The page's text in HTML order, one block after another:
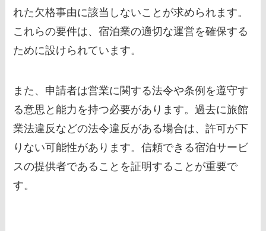
れた欠格事由に該当しないことが求められます。
これらの要件は、宿泊業の適切な運営を確保する
ために設けられています。
また、申請者は営業に関する法令や条例を遵守す
る意思と能力を持つ必要があります。過去に旅館
業法違反などの法令違反がある場合は、許可が下
りない可能性があります。信頼できる宿泊サービ
スの提供者であることを証明することが重要で
す。